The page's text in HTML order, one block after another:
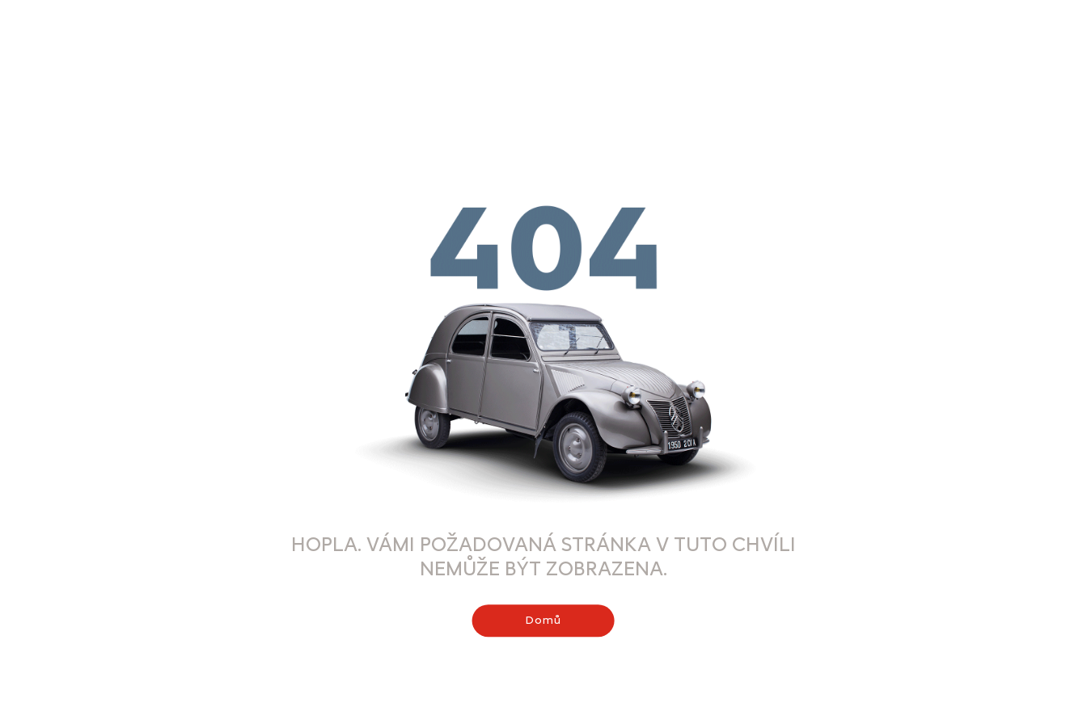
HOPLA. VÁMI POŽADOVANÁ STRÁNKA V TUTO CHVÍLI
NEMŮŽE BÝT ZOBRAZENA.
Domů